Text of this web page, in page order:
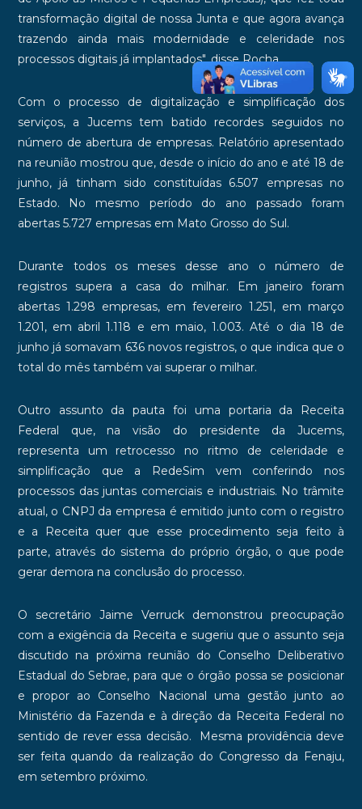
transformação digital de nossa Junta e que agora avança
trazendo ainda mais modernidade e celeridade nos
processos digitais já implantados", disse Rocha.
Com o processo de digitalização e simplificação dos
serviços, a Jucems tem batido recordes seguidos no
número de abertura de empresas. Relatório apresentado
na reunião mostrou que, desde o início do ano e até 18 de
junho, já tinham sido constituídas 6.507 empresas no
Estado. No mesmo período do ano passado foram
abertas 5.727 empresas em Mato Grosso do Sul.
Durante todos os meses desse ano o número de
registros supera a casa do milhar. Em janeiro foram
abertas 1.298 empresas, em fevereiro 1.251, em março
1.201, em abril 1.118 e em maio, 1.003. Até o dia 18 de
junho já somavam 636 novos registros, o que indica que o
total do mês também vai superar o milhar.
Outro assunto da pauta foi uma portaria da Receita
Federal que, na visão do presidente da Jucems,
representa um retrocesso no ritmo de celeridade e
simplificação que a RedeSim vem conferindo nos
processos das juntas comerciais e industriais. No trâmite
atual, o CNPJ da empresa é emitido junto com o registro
e a Receita quer que esse procedimento seja feito à
parte, através do sistema do próprio órgão, o que pode
gerar demora na conclusão do processo.
O secretário Jaime Verruck demonstrou preocupação
com a exigência da Receita e sugeriu que o assunto seja
discutido na próxima reunião do Conselho Deliberativo
Estadual do Sebrae, para que o órgão possa se posicionar
e propor ao Conselho Nacional uma gestão junto ao
Ministério da Fazenda e à direção da Receita Federal no
sentido de rever essa decisão. Mesma providência deve
ser feita quando da realização do Congresso da Fenaju,
em setembro próximo.